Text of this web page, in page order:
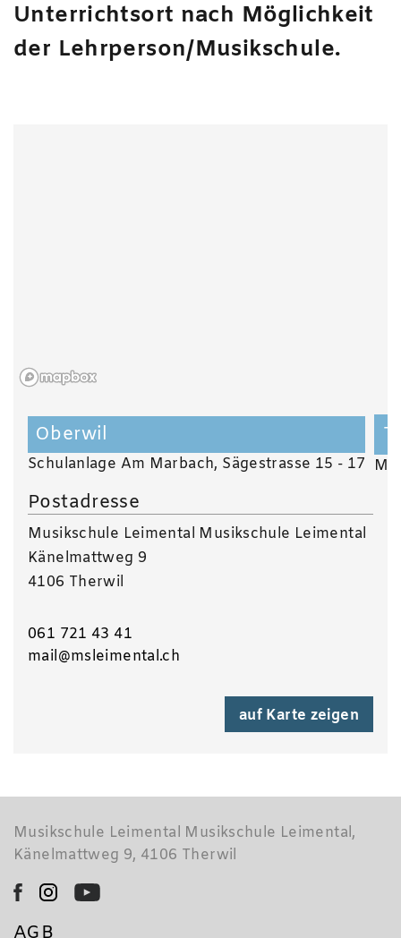
Unterrichtsort nach Möglichkeit
der Lehrperson/Musikschule.
Oberwil
Schulanlage Am Marbach, Sägestrasse 15 - 17
Postadresse
Musikschule Leimental Musikschule Leimental
Känelmattweg 9
4106 Therwil
061 721 43 41
mail@msleimental.ch
auf Karte zeigen
Musikschule Leimental Musikschule Leimental,
Känelmattweg 9, 4106 Therwil